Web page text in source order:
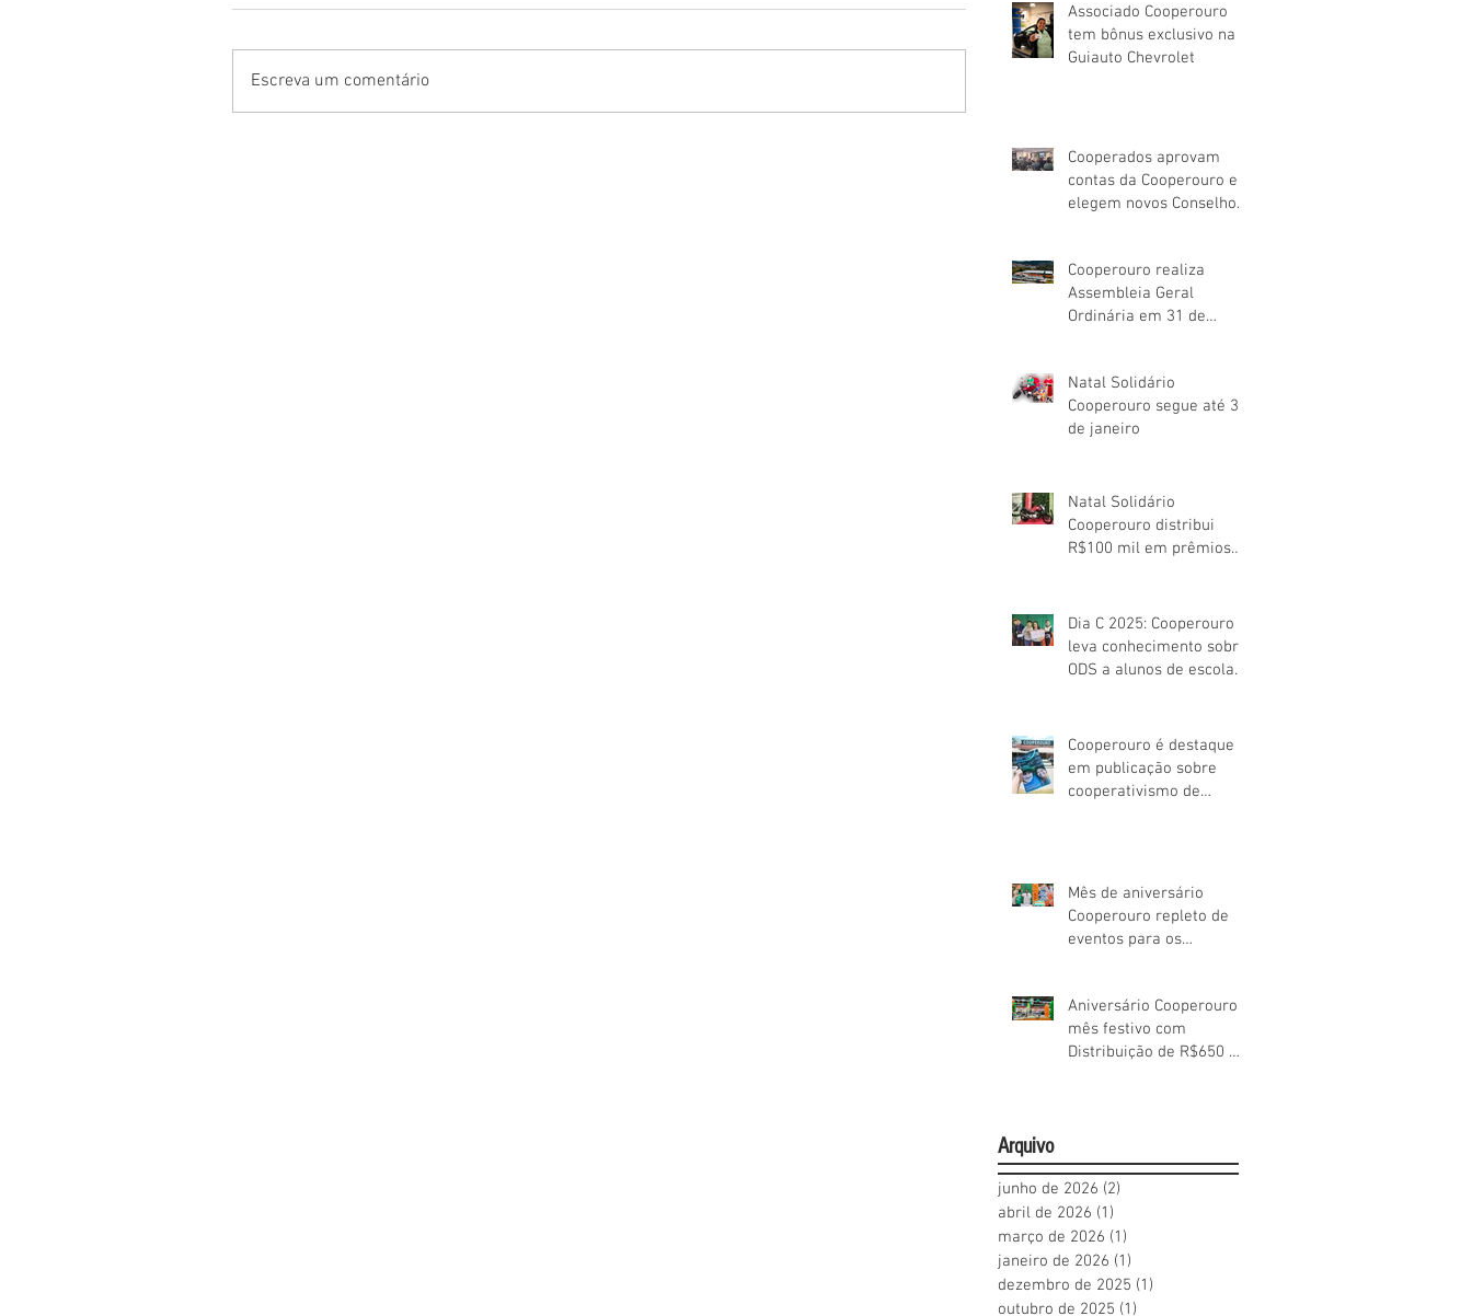
Escreva um comentário
Associado Cooperouro
tem bônus exclusivo na
Guiauto Chevrolet
Cooperados aprovam
contas da Cooperouro e
elegem novos Conselhos
Cooperouro realiza
Assembleia Geral
Ordinária em 31 de
Natal Solidário
Cooperouro segue até 31
de janeiro
Natal Solidário
Cooperouro distribui
R$100 mil em prêmios
Dia C 2025: Cooperouro
leva conhecimento sobre
ODS a alunos de escola
Cooperouro é destaque
em publicação sobre
cooperativismo de
Mês de aniversário
Cooperouro repleto de
eventos para os
Aniversário Cooperouro:
mês festivo com
Distribuição de R$650 mil
Arquivo
junho de 2026 (2)
abril de 2026 (1)
março de 2026 (1)
janeiro de 2026 (1)
dezembro de 2025 (1)
outubro de 2025 (1)